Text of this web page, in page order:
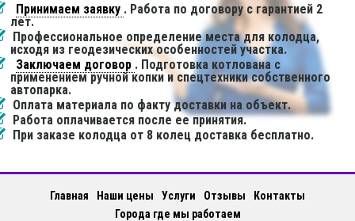
Принимаем заявку . Работа по договору с гарантией 2
лет.
Профессиональное определение места для колодца,
исходя из геодезических особенностей участка.
Заключаем договор . Подготовка котлована с
применением ручной копки и спецтехники собственного
автопарка.
Оплата материала по факту доставки на объект.
Работа оплачивается после ее принятия.
При заказе колодца от 8 колец доставка бесплатно.
Главная Наши цены Услуги Отзывы
Контакты
Города где мы работаем